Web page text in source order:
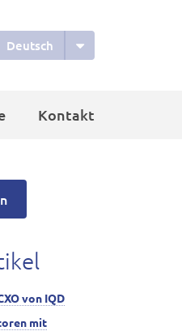
Deutsch
Kontakt
von IQD
mit